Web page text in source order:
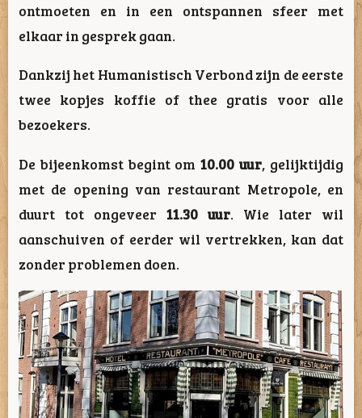
ontmoeten en in een ontspannen sfeer met
elkaar in gesprek gaan.
Dankzij het Humanistisch Verbond zijn de eerste
twee kopjes koffie of thee gratis voor alle
bezoekers.
De bijeenkomst begint om10.00 uur, gelijktijdig
met de opening van restaurant Metropole, en
duurt tot ongeveer 11.30 uur. Wie later wil
aanschuiven of eerder wil vertrekken, kan dat
zonder problemen doen.